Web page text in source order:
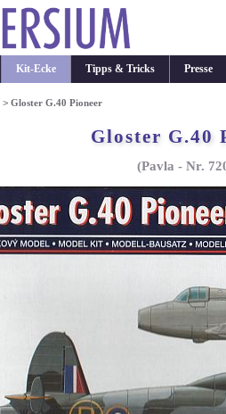
Kit-Ecke Tipps & Tricks Presse
>Gloster G.40 Pioneer
Gloster G.40
(Pavla - Nr.